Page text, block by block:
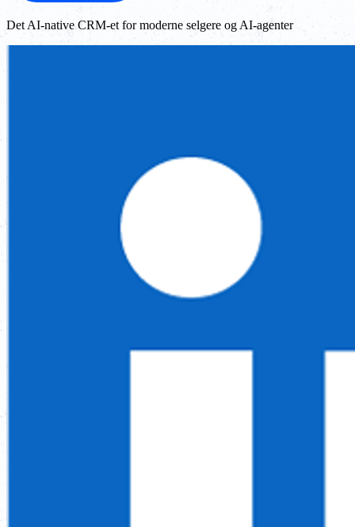
Det AI-native CRM-et for moderne selgere og AI-agenter